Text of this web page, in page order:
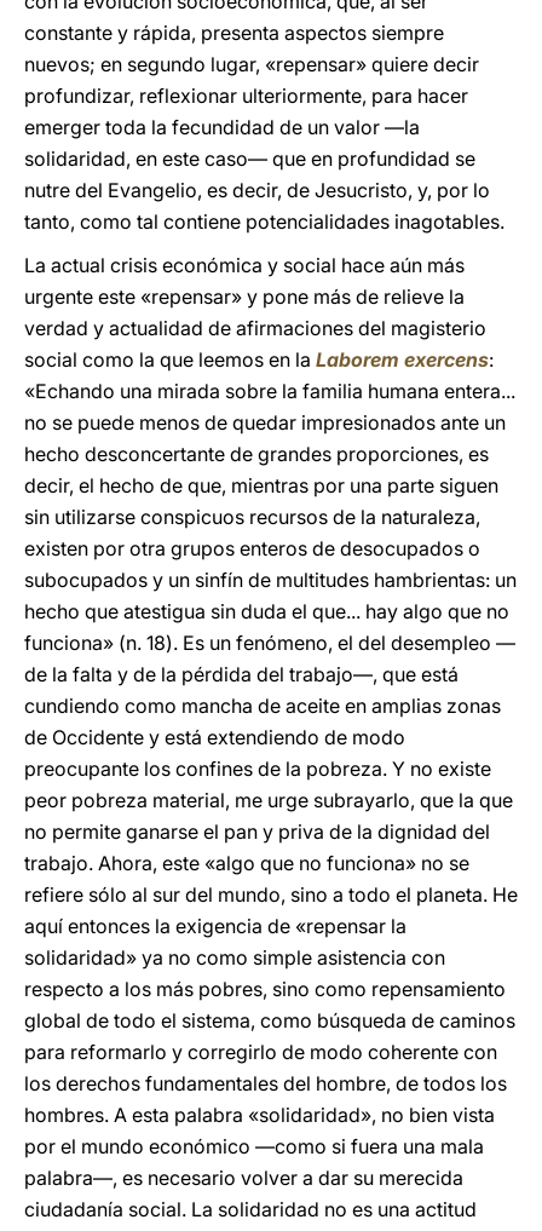
constante y rápida, presenta aspectos siempre
nuevos; en segundo lugar, «repensar» quiere decir
profundizar, reflexionar ulteriormente, para hacer
emerger toda la fecundidad de un valor —la
solidaridad, en este caso— que en profundidad se
nutre del Evangelio, es decir, de Jesucristo, y, por lo
tanto, como tal contiene potencialidades inagotables.
La actual crisis económica y social hace aún más
urgente este «repensar» y pone más de relieve la
verdad y actualidad de afirmaciones del magisterio
social como la que leemos en la Laborem exercens:
«Echando una mirada sobre la familia humana entera...
no se puede menos de quedar impresionados ante un
hecho desconcertante de grandes proporciones, es
decir, el hecho de que, mientras por una parte siguen
sin utilizarse conspicuos recursos de la naturaleza,
existen por otra grupos enteros de desocupados o
subocupados y un sinfín de multitudes hambrientas: un
hecho que atestigua sin duda el que... hay algo que no
funciona» (n. 18). Es un fenómeno, el del desempleo —
de la falta y de la pérdida del trabajo—, que está
cundiendo como mancha de aceite en amplias zonas
de Occidente y está extendiendo de modo
preocupante los confines de la pobreza. Y no existe
peor pobreza material, me urge subrayarlo, que la que
no permite ganarse el pan y priva de la dignidad del
trabajo. Ahora, este «algo que no funciona» no se
refiere sólo al sur del mundo, sino a todo el planeta. He
aquí entonces la exigencia de «repensar la
solidaridad» ya no como simple asistencia con
respecto a los más pobres, sino como repensamiento
global de todo el sistema, como búsqueda de caminos
para reformarlo y corregirlo de modo coherente con
los derechos fundamentales del hombre, de todos los
hombres. A esta palabra «solidaridad», no bien vista
por el mundo económico —como si fuera una mala
palabra—, es necesario volver a dar su merecida
ciudadanía social. La solidaridad no es una actitud